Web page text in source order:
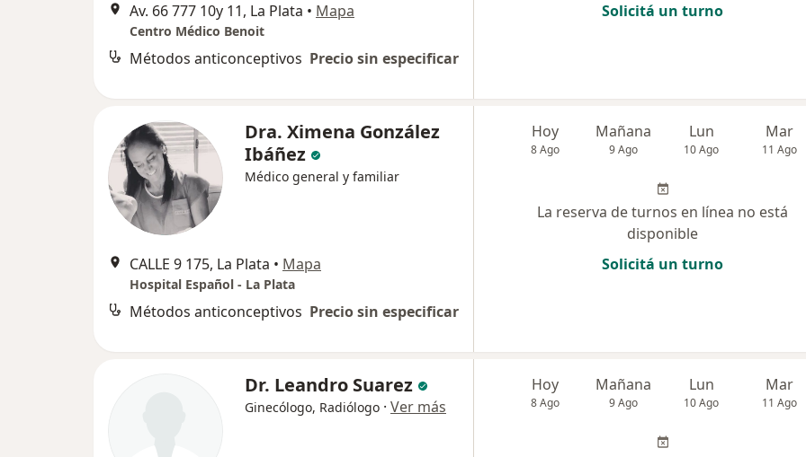
Av. 66 777 10y 11, La Plata • Mapa
Centro Médico Benoit
Métodos anticonceptivos Precio sin especificar
Solicitá un turno
Dra. Ximena González
Ibáñez
Médico general y familiar
CALLE 9 175, La Plata • Mapa
Hospital Español - La Plata
Métodos anticonceptivos Precio sin especificar
Hoy
8 Ago
Mañana
9 Ago
Lun
10 Ago
Mar
11 Ago
La reserva de turnos en línea no está
disponible
Solicitá un turno
Dr. Leandro Suarez
Ginecólogo, Radiólogo · Ver más
Hoy
8 Ago
Mañana
9 Ago
Lun
10 Ago
Mar
11 Ago